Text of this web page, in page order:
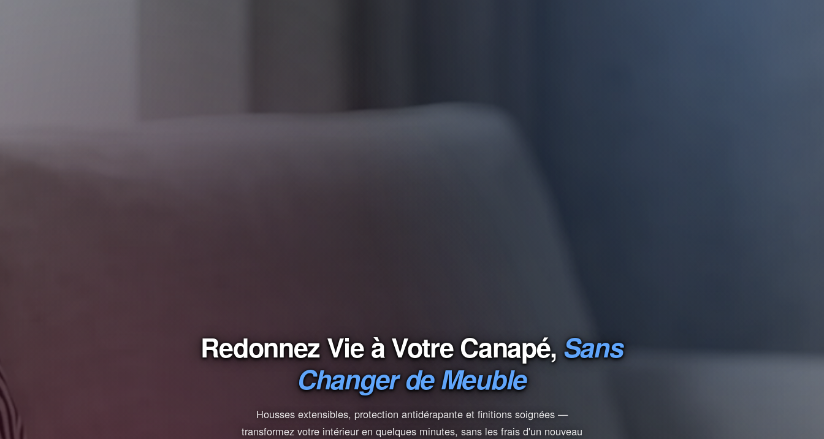
Redonnez Vie à Votre Canapé,Sans
Changer de Meuble
Housses extensibles, protection antidérapante et finitions soignées —
transformez votre intérieur en quelques minutes, sans les frais d'un nouveau